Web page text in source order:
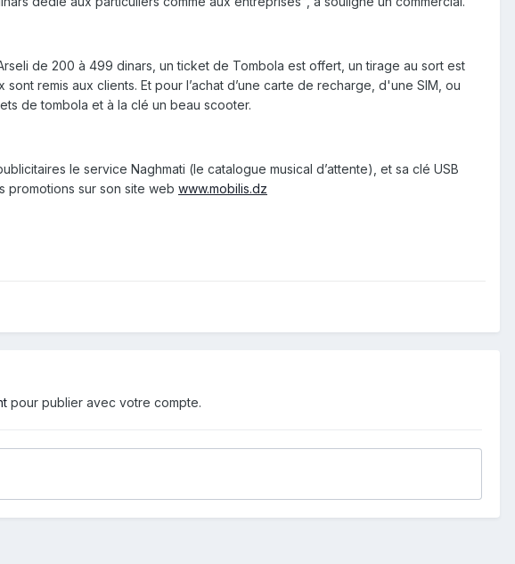
de 200 à 499 dinars, un ticket de Tombola est offert, un tirage au sort est
remis aux clients. Et pour l’achat d’une carte de recharge, d'une SIM, ou
de tombola et à la clé un beau scooter.
le service Naghmati (le catalogue musical d’attente), et sa clé USB
promotions sur son site web www.mobilis.dz
pour publier avec votre compte.